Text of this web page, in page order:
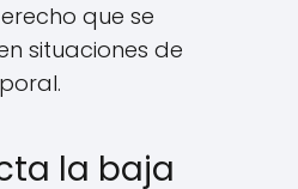
que se
situaciones de
la baja